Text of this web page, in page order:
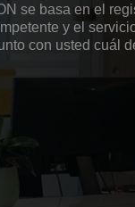
se basa en el
y el
con usted cuál